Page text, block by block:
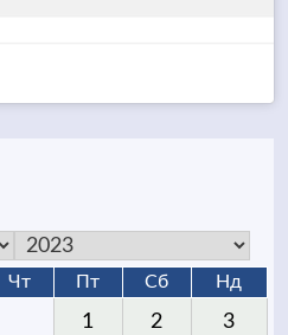
Чт Пт Сб Нд
1 2 3